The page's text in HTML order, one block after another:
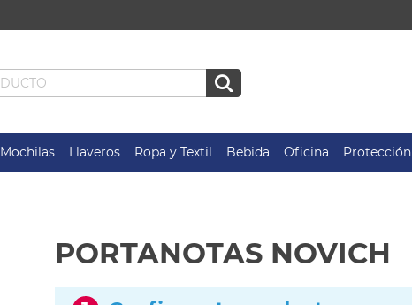
Mochilas Llaveros Ropa y Textil Bebida Oficina Protección
PORTANOTAS NOVICH